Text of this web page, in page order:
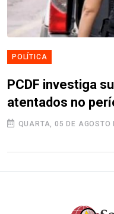
POLÍTICA
PCDF investiga
atentados no
QUARTA, 05 DE AGOSTO